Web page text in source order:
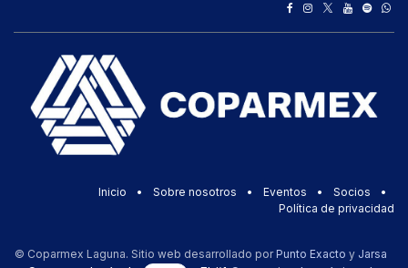
Inicio • Sobre nosotros • Eventos • Socios
•
Política de privacidad
© Coparmex Laguna. Sitio web desarrollado por Punto Exacto y Jarsa